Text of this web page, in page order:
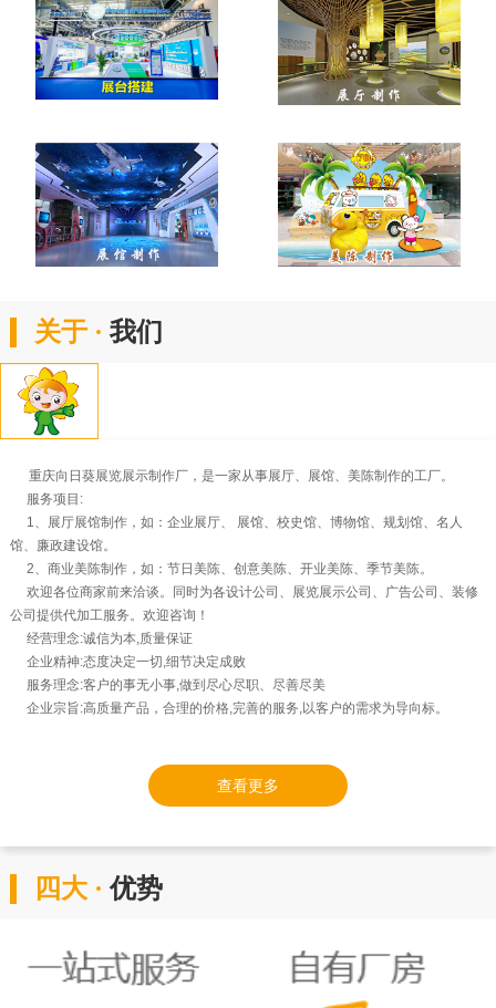
关于 ·我们
重庆向日葵展览展示制作厂，是一家从事展厅、展馆、美陈制作的工厂。
服务项目:
1、展厅展馆制作，如：企业展厅、 展馆、校史馆、博物馆、规划馆、名人
馆、廉政建设馆。
2、商业美陈制作，如：节日美陈、创意美陈、开业美陈、季节美陈。
欢迎各位商家前来洽谈。同时为各设计公司、展览展示公司、广告公司、装修
公司提供代加工服务。欢迎咨询！
经营理念:诚信为本,质量保证
企业精神:态度决定一切,细节决定成败
服务理念:客户的事无小事,做到尽心尽职、尽善尽美
企业宗旨:高质量产品，合理的价格,完善的服务,以客户的需求为导向标。
查看更多
四大 ·优势